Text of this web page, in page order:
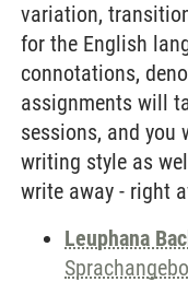
variation,
for the English
connotations,
assignments will
sessions, and you
writing style as
write away - right
Leuphana